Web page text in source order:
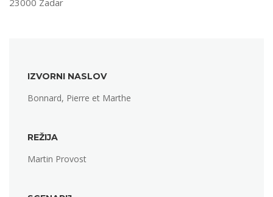
23000 Zadar
IZVORNI NASLOV
Bonnard, Pierre et Marthe
REŽIJA
Martin Provost